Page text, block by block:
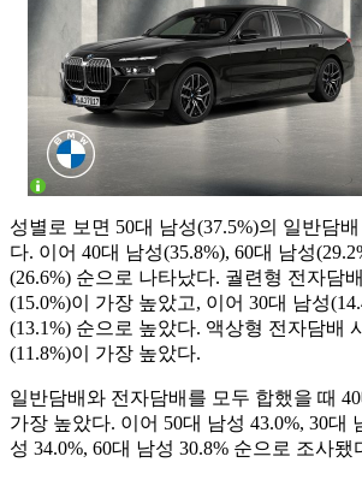
성별로 보면 50대 남성(37.5%)의 일반담
다. 이어 40대 남성(35.8%), 60대 남성
(26.6%) 순으로 나타났다. 궐련형 전자담
(15.0%)이 가장 높았고, 이어 30대 남성
(13.1%) 순으로 높았다. 액상형 전자담배
(11.8%)이 가장 높았다.
일반담배와 전자담배를 모두 합했을 때
가장 높았다. 이어 50대 남성 43.0%, 30대
성 34.0%, 60대 남성 30.8% 순으로 조사됐